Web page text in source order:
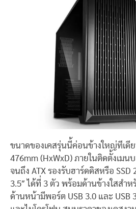
ขนาดของเคสรุ่นนี้ค่อนข้างใหญ่ทีเดี
476mm (HxWxD) ภายในติดตั้งเมน
จนถึง ATX รองรับฮาร์ดดิสหรือ SSD
3.5″ ได้ที่ 3 ตัว พร้อมด้านข้างใสสำห
ด้านหน้ามีพอร์ต USB 3.0 และ USB